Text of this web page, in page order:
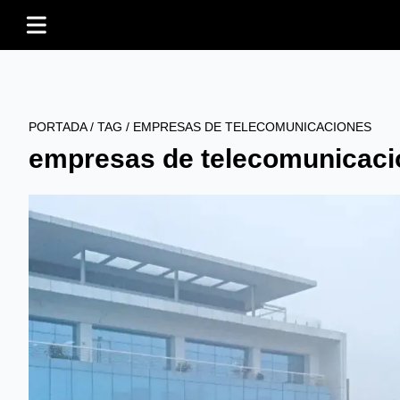
PORTADA/ TAG / EMPRESAS DE TELECOMUNICACIONES
empresas de